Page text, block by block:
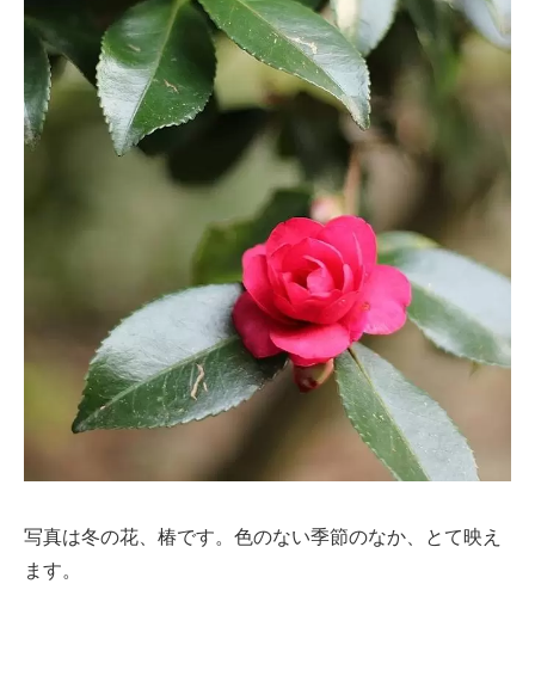
写真は冬の花、椿です。色のない季節のなか、とて映え
ます。